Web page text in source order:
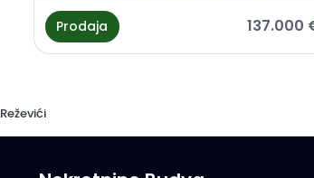
Prodaja 137.000
Reževići